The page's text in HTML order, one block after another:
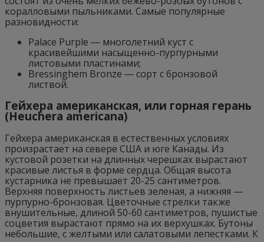
коралловыми пыльниками. Самые популярные
разновидности:
Palace Purple ― многолетний куст с
красивейшими насыщенно-пурпурными
листовыми пластинами;
Bressinghem Bronze ― сорт с бронзовой
листвой.
Гейхера американская, или горная герань
(Heuchera americana)
Гейхера американская в естественных условиях
произрастает на севере США и юге Канады. Из
кустовой розетки на длинных черешках вырастают
красивые листья в форме сердца. Общая высота
кустарника не превышает 20-25 сантиметров.
Верхняя поверхность листьев зеленая, а нижняя —
пурпурно-бронзовая. Цветочные стрелки также
внушительные, длиной 50-60 сантиметров, пушистые
соцветия вырастают прямо на их верхушках. Бутоны
небольшие, с желтыми или салатовыми лепестками. К